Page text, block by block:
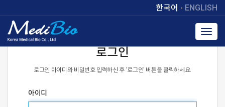
한국어 ENGLISH
로그인
로그인 아이디와 비밀번호 입력하신 후 '로그인' 버튼을 클릭하세요.
아이디